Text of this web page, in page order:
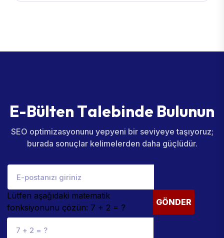
E-Bülten Talebinde Bulunun
SEO optimizasyonunu yepyeni bir seviyeye taşıyoruz;
burada sonuçlar kelimelerden daha güçlüdür.
Lütfen aşağıdaki matematik
fonksiyonunu çözün: 7 + 2 = ?
GÖNDER